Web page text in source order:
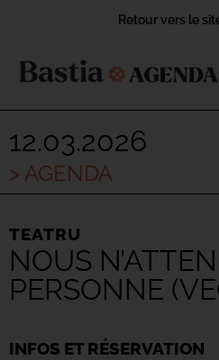
Retour vers le
12.03.2026
> AGENDA
TEATRU
NOUS
PERSONNE
INFOS ET RÉSERVATION